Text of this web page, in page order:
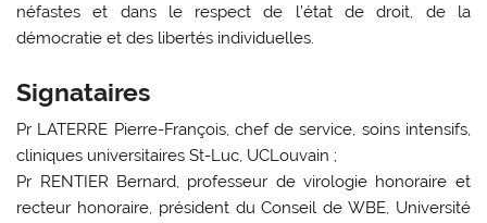
néfastes et dans le respect de l’état de droit, de la
démocratie et des libertés individuelles.
Signataires
Pr LATERRE Pierre-François, chef de service, soins intensifs,
cliniques universitaires St-Luc, UCLouvain ;
Pr RENTIER Bernard, professeur de virologie honoraire et
recteur honoraire, président du Conseil de WBE, Université